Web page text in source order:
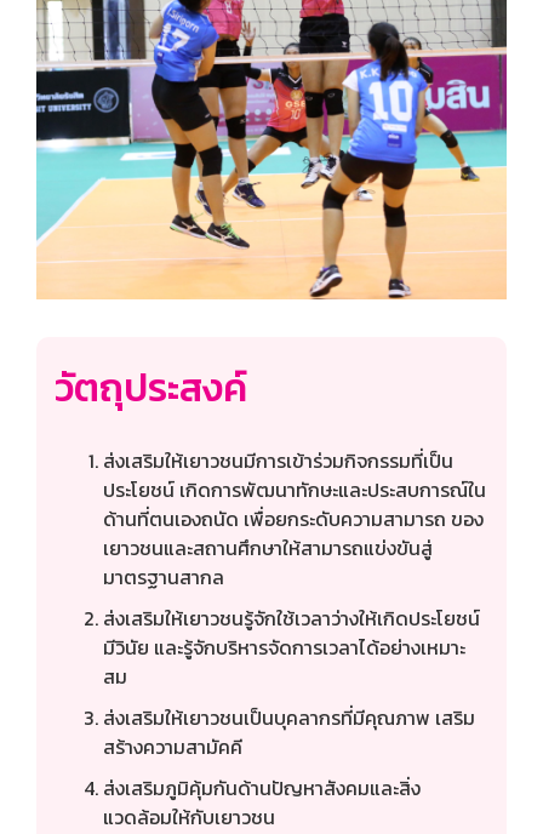
วัตถุประสงค์
ส่งเสริมให้เยาวชนมีการเข้าร่วมกิจกรรมที่เป็น
ประโยชน์ เกิดการพัฒนาทักษะและประสบการณ์ใน
ด้านที่ตนเองถนัด เพื่อยกระดับความสามารถ ของ
เยาวชนและสถานศึกษาให้สามารถแข่งขันสู่
มาตรฐานสากล
ส่งเสริมให้เยาวชนรู้จักใช้เวลาว่างให้เกิดประโยชน์
มีวินัย และรู้จักบริหารจัดการเวลาได้อย่างเหมาะ
สม
ส่งเสริมให้เยาวชนเป็นบุคลากรที่มีคุณภาพ เสริม
สร้างความสามัคคี
ส่งเสริมภูมิคุ้มกันด้านปัญหาสังคมและสิ่ง
แวดล้อมให้กับเยาวชน